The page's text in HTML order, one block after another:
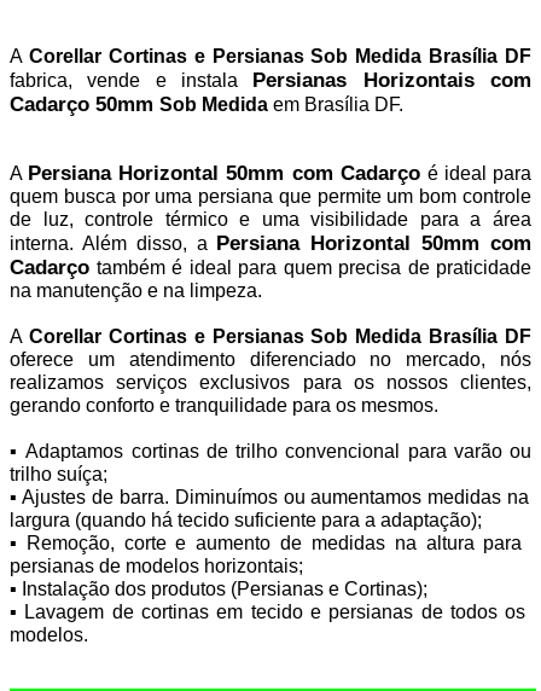
A
fabrica,
vende e instala Persianas Horizontais com
Cadarço 50mm Sob Medida em Brasília DF.
A Persiana Horizontal 50mm com Cadarço é ideal para
quem busca por uma persiana que permite um bom controle
de luz, controle térmico e uma visibilidade para a área
interna. Além disso, a Persiana Horizontal 50mm com
Cadarço também é ideal para quem precisa de praticidade
na manutenção e na limpeza.
A
oferece
um atendimento diferenciado no mercado, nós
realizamos serviços exclusivos para os nossos clientes,
gerando conforto e tranquilidade para os mesmos.
▪ Adaptamos cortinas de trilho convencional para varão ou
trilho suíça;
‍▪ ‍Ajustes de barra. Diminuímos ou aumentamos medidas na
largura (quando há tecido suficiente para a adaptação);
‍▪ ‍Remoção, corte e aumento de medidas na altura para
persianas de modelos horizontais;
‍▪ ‍Instalação dos produtos (Persianas e Cortinas);
‍▪ Lavagem de cortinas em tecido e persianas de todos os
modelos.